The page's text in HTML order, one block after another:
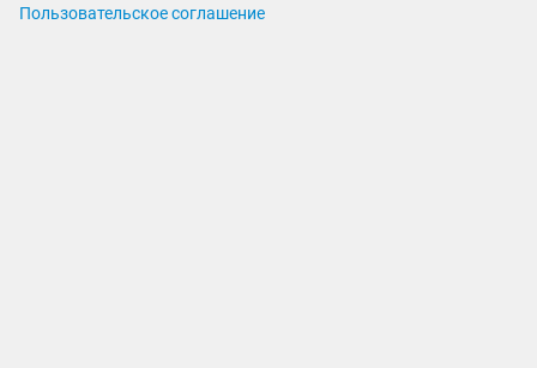
Пользовательское соглашение